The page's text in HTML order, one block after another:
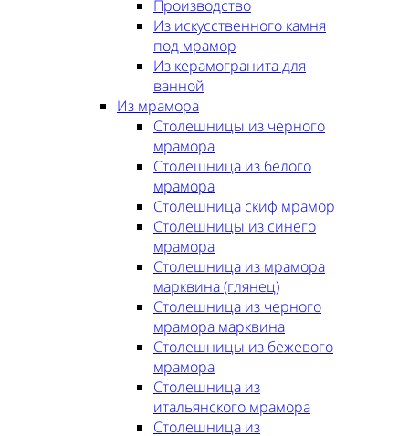
Производство
Из искусственного камня
под мрамор
Из керамогранита для
ванной
Из мрамора
Столешницы из черного
мрамора
Столешница из белого
мрамора
Столешница скиф мрамор
Столешницы из синего
мрамора
Столешница из мрамора
марквина (глянец)
Столешница из черного
мрамора марквина
Столешницы из бежевого
мрамора
Столешница из
итальянского мрамора
Столешница из